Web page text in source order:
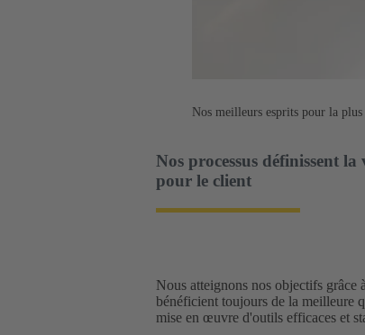
Nos meilleurs esprits pour la
Nos processus définissent
pour le client
Nous atteignons nos objectifs grâce
bénéficient toujours de la meilleure
mise en œuvre d'outils efficaces et